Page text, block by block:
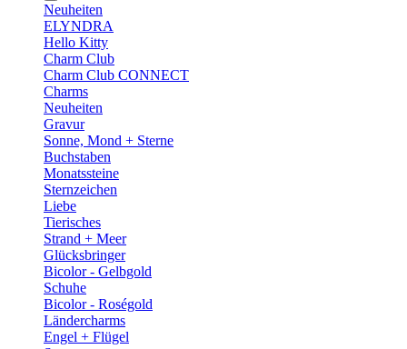
Neuheiten
ELYNDRA
Hello Kitty
Charm Club
Charm Club CONNECT
Charms
Neuheiten
Gravur
Sonne, Mond + Sterne
Buchstaben
Monatssteine
Sternzeichen
Liebe
Tierisches
Strand + Meer
Glücksbringer
Bicolor - Gelbgold
Schuhe
Bicolor - Roségold
Ländercharms
Engel + Flügel